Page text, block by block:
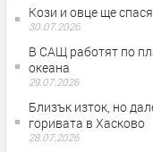
Кози и овце ще
30.07.2026
В САЩ работят по
океана
29.07.2026
Близък изток, но
горивата в Хасково
28.07.2026